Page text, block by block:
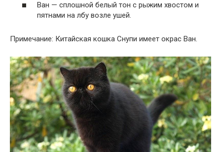
Ван — сплошной белый тон с рыжим хвостом и
пятнами на лбу возле ушей.
Примечание: Китайская кошка Снупи имеет окрас Ван.